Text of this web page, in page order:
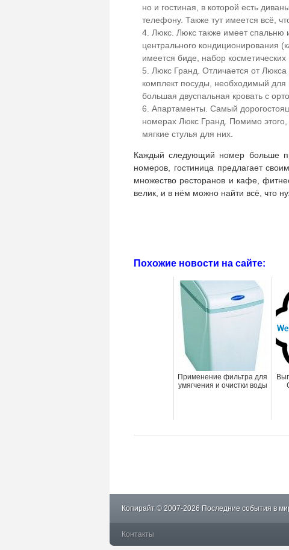
но и гостиная, в которой есть
телефону. Также тут имеется всё,
Люкс. Люкс также имеет спальню
центрального кондиционирования
имеется биде, набор
Люкс Гранд. Отличается от Люкса
комплект посуды, необходимый
большая двуспальная кровать с
Апартаменты. Самый
номерах Люкс Гранд. Помимо
мягкие стулья для них.
Каждый следующий номер больше
номеров, гостиница предлагает
множество ресторанов и кафе,
велик, и в нём можно найти всё, что
Похожие новости на сайте:
Применение фильтра для
умягчения и очистки воды
Копирайт © 2007-2026 Последние события в
Контакты